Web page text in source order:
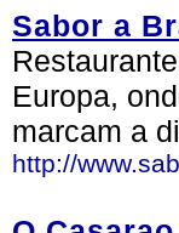
Sabor a
Europa,
marcam a
http://